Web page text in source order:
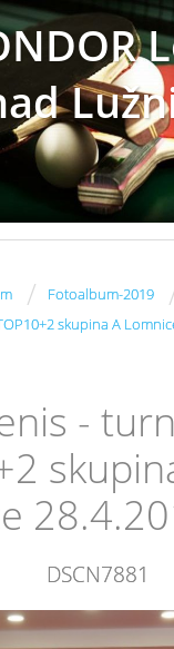
/ Fotoalbum-2019
skupina A
-
DSCN7881